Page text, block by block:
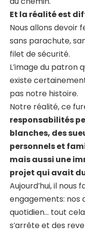
Et la réalité est
Nous allons devoir
sans parachute,
filet de sécurité.
L’image du patron
existe
pas notre histoire.
Notre réalité, ce
responsabilités
blanches, des
personnels et
mais aussi une
projet qui avait
Aujourd’hui, il
engagements: nos
quotidien… tout
s’arrête et des